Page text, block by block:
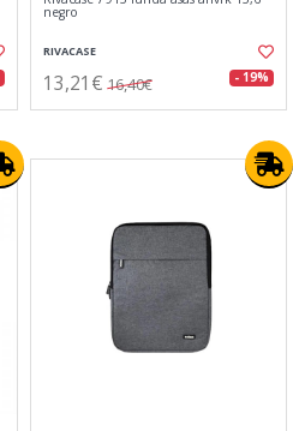
negro
RIVACASE
13,21€ 16,40€ - 19%